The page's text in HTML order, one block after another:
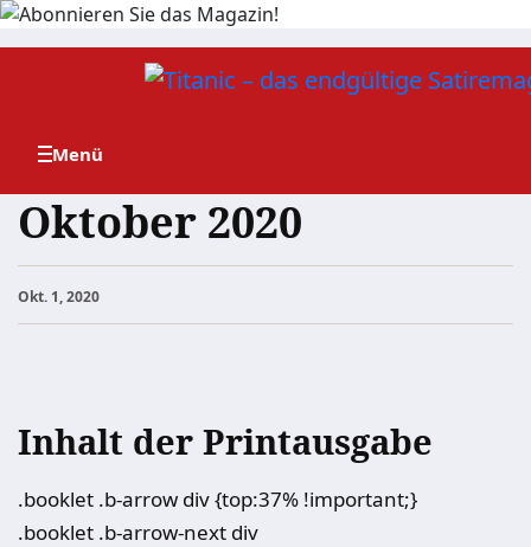
Zum
Oktober 2020
Okt. 1, 2020
Inhalt der Printausgabe
.booklet .b-arrow div {top:37% !important;}
.booklet .b-arrow-next div